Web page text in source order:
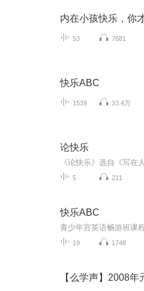
内在小孩快乐，你
53 7681
快乐ABC
1539 33.4万
论快乐
5 211
快乐ABC
青少年宫英语畅游班课
19 1748
【么学声】2008